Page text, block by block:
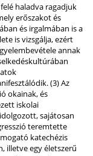
haladva ragadjuk
erőszakot és
és irgalmában is a
is vizsgálja, ezért
annak
(3) Az
okainak, és
iskolai
sajátosan
teremtette
katechézis
illetve egy életszerű